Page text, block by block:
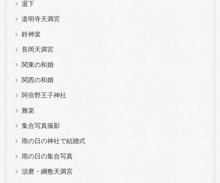
退下
道明寺天満宮
鈴神楽
長岡天満宮
関東の和婚
関西の和婚
阿倍野王子神社
雅楽
集合写真撮影
雨の日の神社で結婚式
雨の日の集合写真
須磨・綱敷天満宮